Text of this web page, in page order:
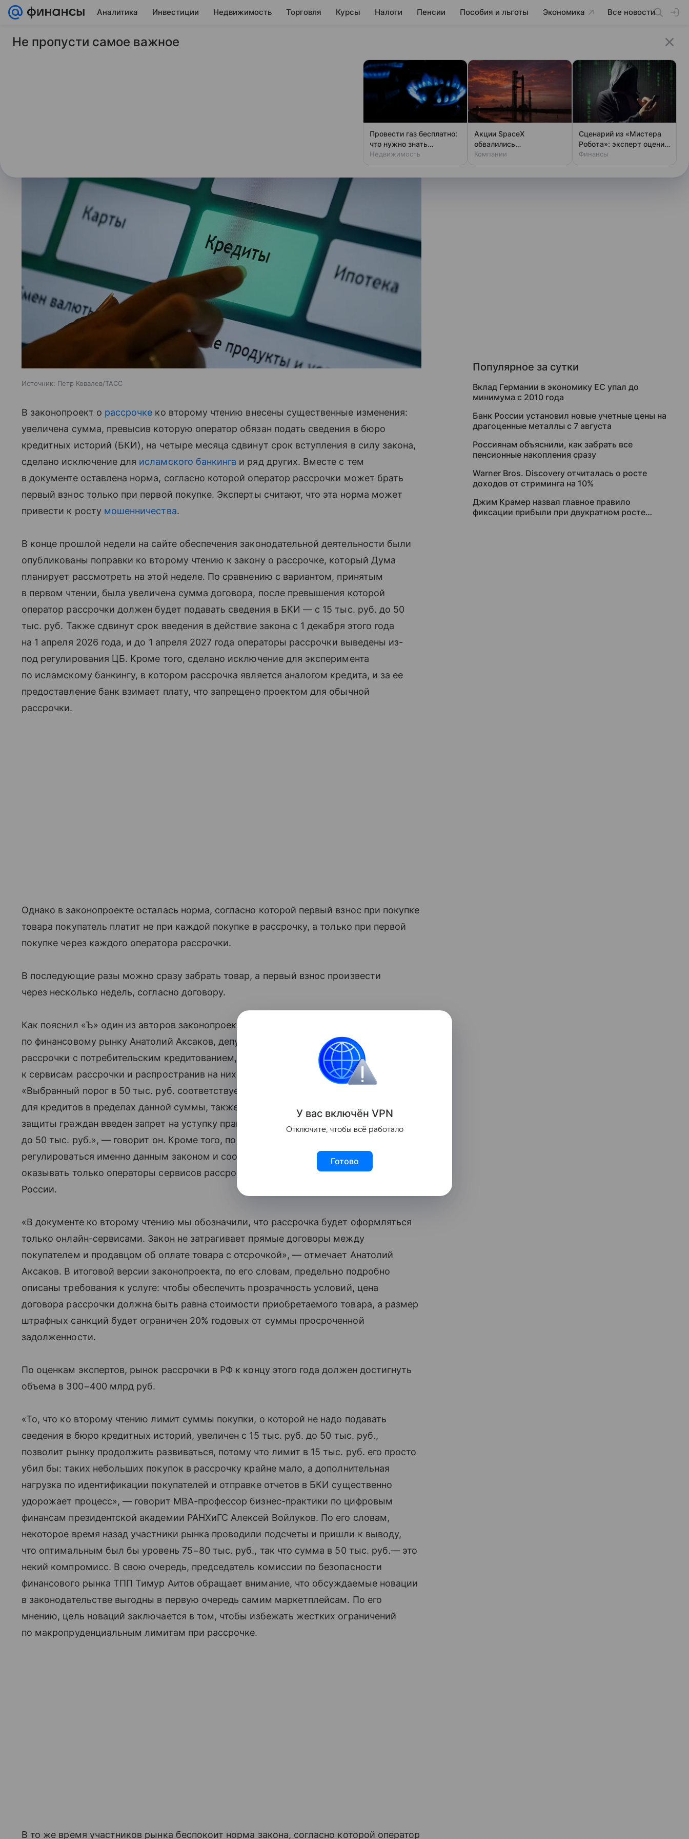
Аналитика Инвестиции Недвижимость Торговля Курсы Налоги Пенсии Пособия и льготы Экономика Все новости
20 июля 2025 Газета Коммерсантъ
Сервисам BNPL прописали требования ко второму чтению
Источник: Петр Ковалев/ТАСС
В законопроект о рассрочке ко второму чтению внесены существенные изменения:
увеличена сумма, превысив которую оператор обязан подать сведения в бюро
кредитных историй (БКИ), на четыре месяца сдвинут срок вступления в силу закона,
сделано исключение для исламского банкинга и ряд других. Вместе с тем
в документе оставлена норма, согласно которой оператор рассрочки может брать
первый взнос только при первой покупке. Эксперты считают, что эта норма может
привести к росту мошенничества.
В конце прошлой недели на сайте обеспечения законодательной деятельности были
опубликованы поправки ко второму чтению к закону о рассрочке, который Дума
планирует рассмотреть на этой неделе. По сравнению с вариантом, принятым
в первом чтении, была увеличена сумма договора, после превышения которой
оператор рассрочки должен будет подавать сведения в БКИ — с 15 тыс. руб. до 50
тыс. руб. Также сдвинут срок введения в действие закона с 1 декабря этого года
на 1 апреля 2026 года, и до 1 апреля 2027 года операторы рассрочки выведены из-
под регулирования ЦБ. Кроме того, сделано исключение для эксперимента
по исламскому банкингу, в котором рассрочка является аналогом кредита, и за ее
предоставление банк взимает плату, что запрещено проектом для обычной
рассрочки.
Однако в законопроекте осталась норма, согласно которой первый взнос при покупке
товара покупатель платит не при каждой покупке в рассрочку, а только при первой
покупке через каждого оператора рассрочки.
В последующие разы можно сразу забрать товар, а первый взнос произвести
через несколько недель, согласно договору.
Как пояснил «Ъ» один из авторов законопроекта, председатель комитета Госдумы
по финансовому рынку Анатолий Аксаков, депутаты сблизили регулирование
рассрочки с потребительским кредитованием, четко прописав требования
к сервисам рассрочки и распространив на них нормы о защите прав потребителей.
«Выбранный порог в 50 тыс. руб. соответствует упрощенному регулированию
для кредитов в пределах данной суммы, также в целях обеспечения дополнительной
защиты граждан введен запрет на уступку прав требований по договорам рассрочки
до 50 тыс. руб.», — говорит он. Кроме того, по его словам, рассрочка будет
регулироваться именно данным законом и соответствующие услуги смогут
оказывать только операторы сервисов рассрочки, подпадающие под надзор Банка
России.
«В документе ко второму чтению мы обозначили, что рассрочка будет оформляться
только онлайн-сервисами. Закон не затрагивает прямые договоры между
покупателем и продавцом об оплате товара с отсрочкой», — отмечает Анатолий
Аксаков. В итоговой версии законопроекта, по его словам, предельно подробно
описаны требования к услуге: чтобы обеспечить прозрачность условий, цена
договора рассрочки должна быть равна стоимости приобретаемого товара, а размер
штрафных санкций будет ограничен 20% годовых от суммы просроченной
задолженности.
По оценкам экспертов, рынок рассрочки в РФ к концу этого года должен достигнуть
объема в 300−400 млрд руб.
«То, что ко второму чтению лимит суммы покупки, о которой не надо подавать
сведения в бюро кредитных историй, увеличен с 15 тыс. руб. до 50 тыс. руб.,
позволит рынку продолжить развиваться, потому что лимит в 15 тыс. руб. его просто
убил бы: таких небольших покупок в рассрочку крайне мало, а дополнительная
нагрузка по идентификации покупателей и отправке отчетов в БКИ существенно
удорожает процесс», — говорит МВА-профессор бизнес-практики по цифровым
финансам президентской академии РАНХиГС Алексей Войлуков. По его словам,
некоторое время назад участники рынка проводили подсчеты и пришли к выводу,
что оптимальным был бы уровень 75−80 тыс. руб., так что сумма в 50 тыс. руб.— это
некий компромисс. В свою очередь, председатель комиссии по безопасности
финансового рынка ТПП Тимур Аитов обращает внимание, что обсуждаемые новации
в законодательстве выгодны в первую очередь самим маркетплейсам. По его
мнению, цель новаций заключается в том, чтобы избежать жестких ограничений
по макропруденциальным лимитам при рассрочке.
В то же время участников рынка беспокоит норма закона, согласно которой оператор
Популярное за сутки
Вклад Германии в экономику ЕС упал до
минимума с 2010 года
Банк России установил новые учетные цены на
драгоценные металлы с 7 августа
Россиянам объяснили, как забрать все
пенсионные накопления сразу
Warner Bros. Discovery отчиталась о росте
доходов от стриминга на 10%
Джим Крамер назвал главное правило
фиксации прибыли при двукратном росте
Не пропусти самое важное
Провести газ бесплатно:
что нужно знать
владельцам дач
Недвижимость
Акции SpaceX
обвалились
одновременно с аварией
Компании
Сценарий из «Мистера
Робота»: эксперт оценил
шансы хакеров
Финансы
У вас включён VPN
Отключите, чтобы всё работало
Готово